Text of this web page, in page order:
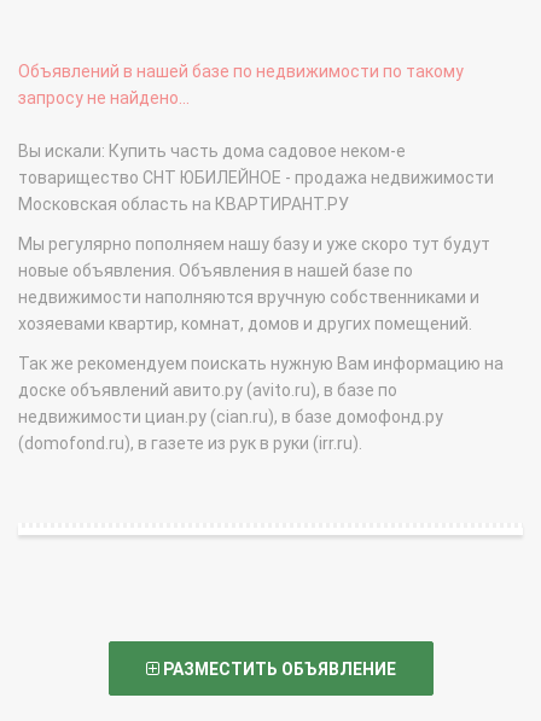
Объявлений в нашей базе по недвижимости по такому
запросу не найдено...
Вы искали: Купить часть дома садовое неком-е
товарищество СНТ ЮБИЛЕЙНОЕ - продажа недвижимости
Московская область на КВАРТИРАНТ.РУ
Мы регулярно пополняем нашу базу и уже скоро тут будут
новые объявления. Объявления в нашей базе по
недвижимости наполняются вручную собственниками и
хозяевами квартир, комнат, домов и других помещений.
Так же рекомендуем поискать нужную Вам информацию на
доске объявлений авито.ру (avito.ru), в базе по
недвижимости циан.ру (cian.ru), в базе домофонд.ру
(domofond.ru), в газете из рук в руки (irr.ru).
РАЗМЕСТИТЬ ОБЪЯВЛЕНИЕ